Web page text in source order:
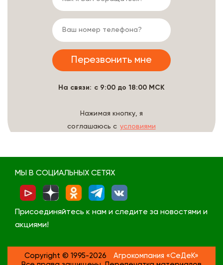
На связи: с 9:00 до 18:00 МСК
Нажимая кнопку, я
соглашаюсь с условиями
МЫ В СОЦИАЛЬНЫХ СЕТЯХ
Присоединяйтесь к нам и следите за новостями и
акциями!
Copyright © 1995-2026
Агрокомпания «СеДеК»